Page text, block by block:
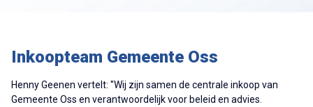
Inkoopteam Gemeente Oss
Henny Geenen vertelt: ''Wij zijn samen de centrale inkoop van
Gemeente Oss en verantwoordelijk voor beleid en advies.